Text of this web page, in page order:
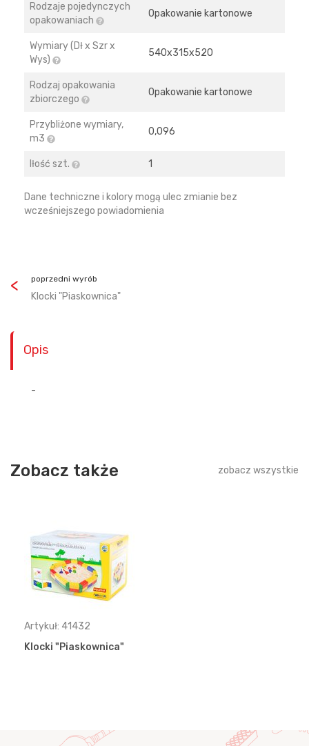
Rodzaje pojedynczych
opakowaniach
Opakowanie kartonowe
Wymiary (Dł x Szr x
Wys)
540х315х520
Rodzaj opakowania
zbiorczego
Opakowanie kartonowe
Przybliżone wymiary,
m3
0,096
Iłość szt. 1
Dane techniczne i kolory mogą ulec zmianie bez
wcześniejszego powiadomienia
poprzedni wyrób
Klocki "Piaskownica"
Opis
-
Zobacz także zobacz wszystkie
Artykuł: 41432
Klocki "Piaskownica"